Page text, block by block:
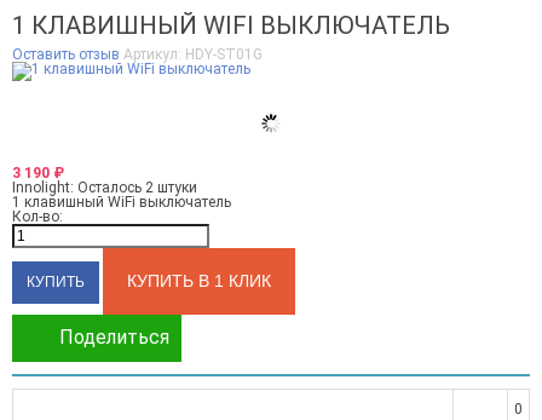
1 КЛАВИШНЫЙ WIFI ВЫКЛЮЧАТЕЛЬ
Оставить отзыв Артикул: HDY-ST01G
3 190 ₽
Innolight: Осталось 2 штуки
1 клавишный WiFi выключатель
Кол-во:
КУПИТЬ В 1 КЛИК
Поделиться
0